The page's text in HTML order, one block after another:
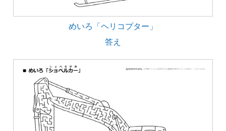
めいろ「ヘリコプター」
答え